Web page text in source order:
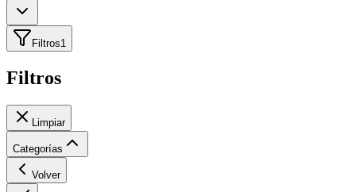
Filtros1
Filtros
Limpiar
Categorías
Volver